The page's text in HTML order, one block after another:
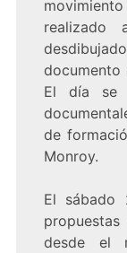
documento
El día se
de
Monroy.
El
desde el